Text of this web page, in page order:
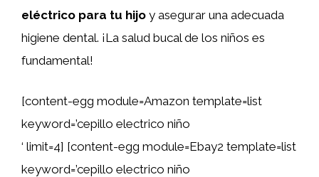
eléctrico para tu hijo y asegurar una adecuada
higiene dental. ¡La salud bucal de los niños es
fundamental!
[content-egg module=Amazon template=list
keyword=’cepillo electrico niño
‘ limit=4] [content-egg module=Ebay2 template=list
keyword=’cepillo electrico niño